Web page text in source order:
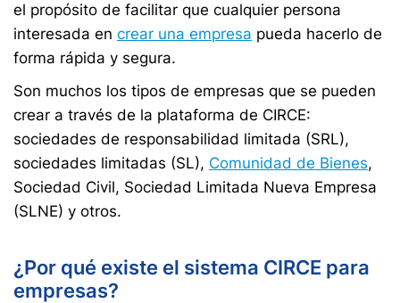
el propósito de facilitar que cualquier persona
interesada en crear una empresa pueda hacerlo de
forma rápida y segura.
Son muchos los tipos de empresas que se pueden
crear a través de la plataforma de CIRCE:
sociedades de responsabilidad limitada (SRL),
sociedades limitadas (SL), Comunidad de Bienes,
Sociedad Civil, Sociedad Limitada Nueva Empresa
(SLNE) y otros.
¿Por qué existe el sistema CIRCE para
empresas?